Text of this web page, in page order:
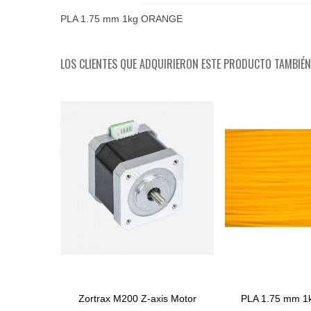
PLA 1.75 mm 1kg ORANGE
LOS CLIENTES QUE ADQUIRIERON ESTE PRODUCTO
Comprar
Zortrax M200 Z-axis Motor Comprar
PLA 1.75 mm